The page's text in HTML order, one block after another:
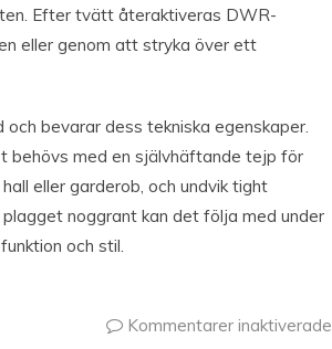
Efter tvätt återaktiveras DWR-
eller genom att stryka över ett
bevarar dess tekniska egenskaper.
behövs med en självhäftande tejp för
eller garderob, och undvik tight
noggrant kan det följa med under
och stil.
Kommentarer inaktiverade